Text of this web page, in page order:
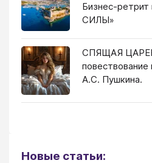
Бизнес-
СИЛЫ»
СПЯЩАЯ
повествование
А.С. Пушкина.
Новые статьи: